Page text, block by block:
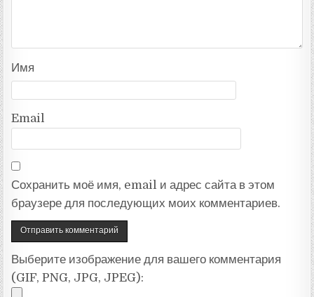
Имя
Email
Сохранить моё имя, email и адрес сайта в этом
браузере для последующих моих комментариев.
Выберите изображение для вашего комментария
(GIF, PNG, JPG, JPEG):